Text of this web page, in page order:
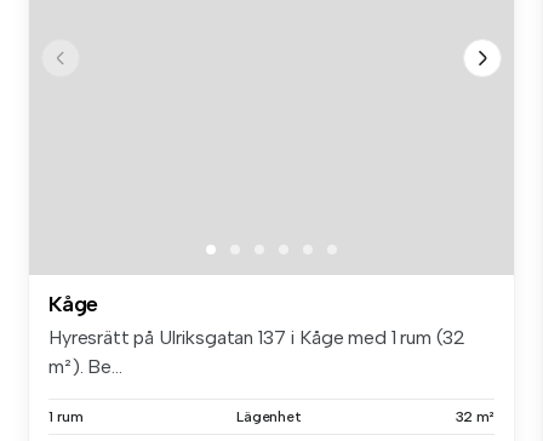
Kåge
Hyresrätt på Ulriksgatan 137 i Kåge med 1 rum (32
m²). Be...
1 rum Lägenhet 32 m²